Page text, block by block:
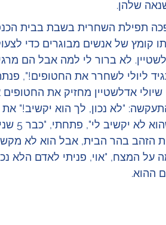
סוכות שואה
שלהן.
תפילת השחרית בשבת בבית
קומץ של אנשים מבוגרים כדי
לא ברור לי למה אבל הם
ליולי לשחרר את החטופים!",
שיולי אדלשטיין מחזיק את
"לא נכון, לך הוא יקשיב!"
"אני
הזהב בהר הבית, אבל הוא לא
המצח, "אוי, פניתי לאדם הלא
ההוא.